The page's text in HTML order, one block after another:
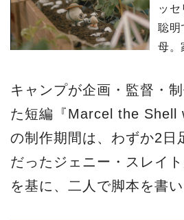
ッセ
聡明
母。
キャンプが企画・監督・
た短編『Marcel the Shell
の制作期間は、わずか2日
だったジェニー・スレイ
を基に、二人で脚本を書い